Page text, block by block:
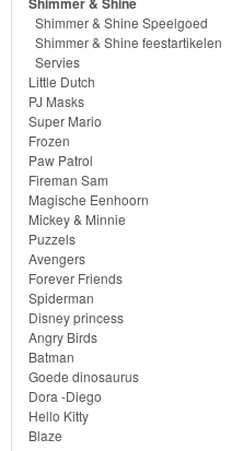
Dory
Planes
Sofia
het
prinsesje
Barbie
Bob
de
bouwer
SpongeBob
Shimmer & Shine Speelgoed
Shimmer & Shine feestartikelen
Servies
Little Dutch
PJ Masks
Super Mario
Frozen
Paw Patrol
Fireman Sam
Magische Eenhoorn
Mickey & Minnie
Puzzels
Avengers
Forever Friends
Spiderman
Disney princess
Angry Birds
Batman
Goede dinosaurus
Dora -Diego
Hello Kitty
Blaze